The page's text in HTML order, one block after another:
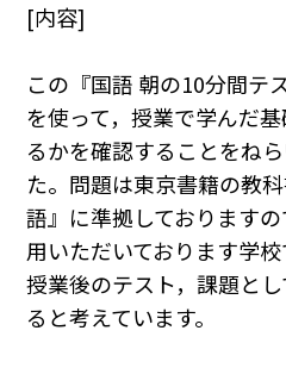
[内容]
この『国語 朝の10分間テ
を使って，授業で学んだ
るかを確認することをね
た。問題は東京書籍の教
語』に準拠しております
用いただいております学校
授業後のテスト，課題と
ると考えています。